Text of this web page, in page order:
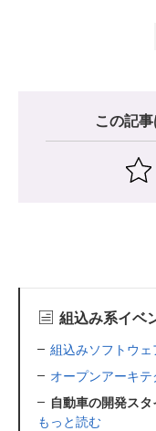
この記
組込み系イベ
組込みソフトウ
オープンアーキ
自動車の開発ス
もっと読む